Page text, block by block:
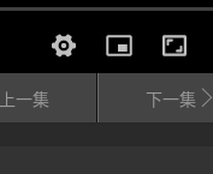
上一集 下一集 